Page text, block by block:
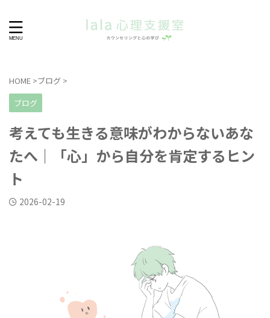
HOME >ブログ >
ブログ
考えても生きる意味がわからないあな
たへ｜「心」から自分を肯定するヒン
ト
2026-02-19